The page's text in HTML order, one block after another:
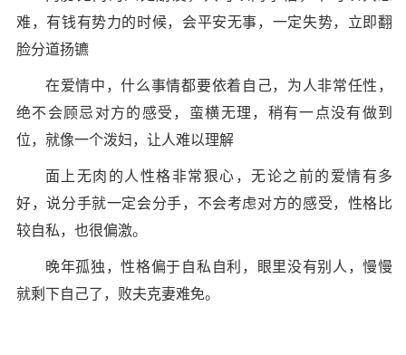
难，有钱有势力的时候，会平安无事，一定失势，立即翻
脸分道扬镳
在爱情中，什么事情都要依着自己，为人非常任性，
绝不会顾忌对方的感受，蛮横无理，稍有一点没有做到
位，就像一个泼妇，让人难以理解
面上无肉的人性格非常狠心，无论之前的爱情有多
好，说分手就一定会分手，不会考虑对方的感受，性格比
较自私，也很偏激。
晚年孤独，性格偏于自私自利，眼里没有别人，慢慢
就剩下自己了，败夫克妻难免。